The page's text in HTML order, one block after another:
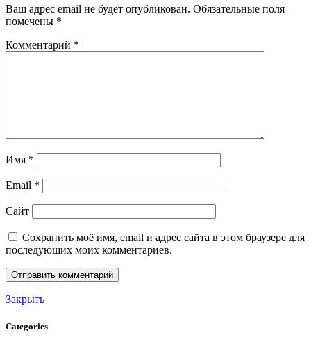
Ваш адрес email не будет опубликован. Обязательные поля
помечены *
Комментарий *
Имя *
Email *
Сайт
Сохранить моё имя, email и адрес сайта в этом браузере для
последующих моих комментариев.
Закрыть
Categories